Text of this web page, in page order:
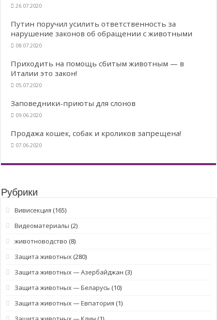
26.07.2020
Путин поручил усилить ответственность за
нарушение законов об обращении с животными
08.07.2020
Приходить на помощь сбитым животным — в
Италии это закон!
05.07.2020
Заповедники-приюты для слонов
09.06.2020
Продажа кошек, собак и кроликов запрещена!
07.06.2020
Рубрики
Вивисекция (165)
Видеоматериалы (2)
животноводство (8)
Защита животных(280)
Защита животных — Азербайджан (3)
Защита животных — Беларусь (10)
Защита животных — Евпатория (1)